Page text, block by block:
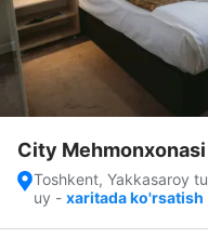
City Mehmonxonasi
Toshkent, Yakkasaroy
uy - xaritada ko'rsatish